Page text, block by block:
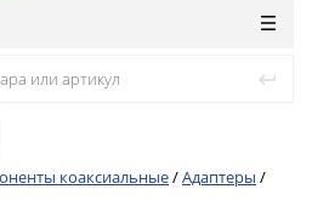
коаксиальные/Адаптеры /